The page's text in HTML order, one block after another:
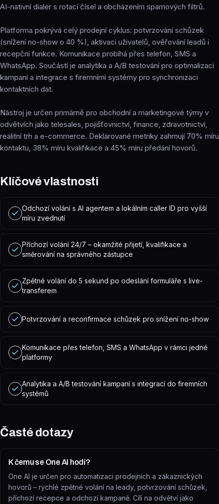
AI-nativní dialer s rotací čísel a obcházením spamových filtrů.
Platforma pokrývá celý prodejní cyklus: potvrzování schůzek
(snížení no-show o 40 %), aktivaci uživatelů, ověřování leadů i
recepční funkce. Komunikace probíhá přes telefon, SMS a
WhatsApp. Součástí je analytika a A/B testování pro optimalizaci
kampaní a integrace s firemními systémy pro synchronizaci
kontaktních dat.
Nástroj je určen primárně pro obchodní a marketingové týmy v
odvětvích jako telesales, pojišťovnictví, finance, zdravotnictví,
realitní trh a e-commerce. Deklarované metriky zahrnují 70% míru
kontaktu, 38% míru kvalifikace a 45% míru předání hovorů.
Klíčové vlastnosti
Odchozí volání s AI agentem a lokálním caller ID pro vyšší
míru zvednutí
Příchozí volání 24/7 – okamžité přijetí, kvalifikace a
směrování na správného zástupce
Zpětné volání do 5 sekund po odeslání formuláře s live-
transferem
Potvrzování a reconfirmace schůzek pro snížení no-show
Komunikace přes telefon, SMS a WhatsApp v rámci jedné
platformy
Analytika a A/B testování kampaní s integrací do firemních
systémů
Časté dotazy
K čemu se One AI hodí?
One AI je určen pro automatizaci prodejních a zákaznických
hovorů – rychlé zpětné volání na leady, potvrzování schůzek,
příchozí recepce a odchozí kampaně. Cílí na odvětví jako